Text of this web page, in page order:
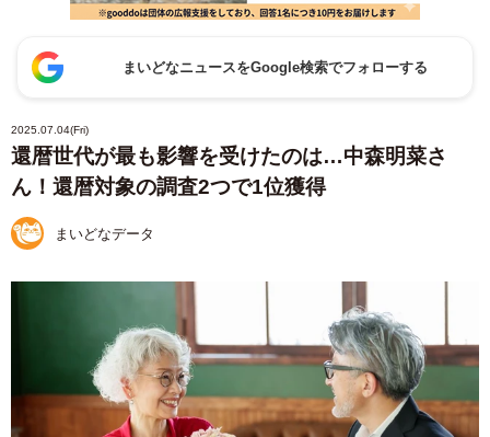
まいどなニュースをGoogle検索でフォローする
2025.07.04(Fri)
還暦世代が最も影響を受けたのは…中森明菜さ
ん！還暦対象の調査2つで1位獲得
まいどなデータ